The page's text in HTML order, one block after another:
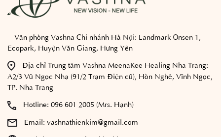
Văn phòng Vashna Chi nhánh Hà Nội: Landmark Onsen 1,
Ecopark, Huyện Văn Giang, Hưng Yên
Địa chỉ Trung tâm Vashna MeenaKee Healing Nha Trang:
A2/3 Vũ Ngọc Nhạ (91/2 Trạm Điện cũ), Hòn Nghê, Vĩnh Ngọc,
TP. Nha Trang
Hotline: 096 601 2005 (Mrs. Hạnh)
Email: vashnathienkim@gmail.com